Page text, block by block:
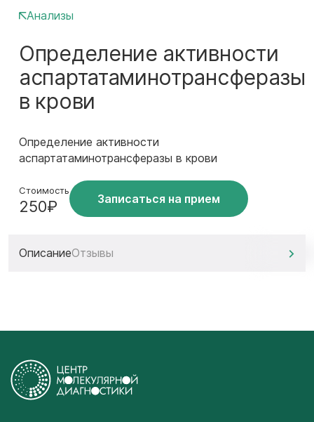
Анализы
Определение активности
аспартатаминотрансферазы
в крови
Определение активности
аспартатаминотрансферазы в крови
Стоимость
250₽ Записаться на прием
ОписаниеОтзывы